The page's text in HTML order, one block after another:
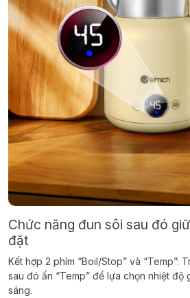
Chức năng đun sôi sau đó
đặt
Kết hợp 2 phím “Boil/Stop” và “Temp”:
sau đó ấn “Temp” để lựa chọn nhiệt độ
sáng.